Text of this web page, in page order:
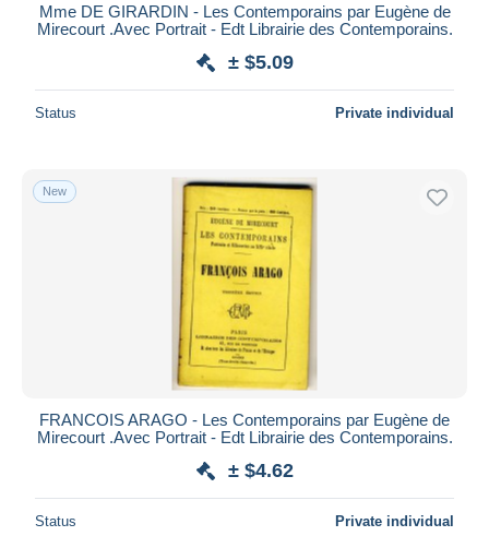
Mme DE GIRARDIN - Les Contemporains par Eugène de
Mirecourt .Avec Portrait - Edt Librairie des Contemporains.
± $5.09
Status Private individual
New
FRANCOIS ARAGO - Les Contemporains par Eugène de
Mirecourt .Avec Portrait - Edt Librairie des Contemporains.
± $4.62
Status Private individual